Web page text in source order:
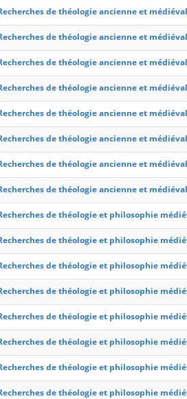
de théologie ancienne et
de théologie ancienne et
de théologie ancienne et
de théologie ancienne et
de théologie ancienne et
de théologie ancienne et
de théologie ancienne et
de théologie ancienne et
de théologie et philosophie
de théologie et philosophie
de théologie et philosophie
de théologie et philosophie
de théologie et philosophie
de théologie et philosophie
de théologie et philosophie
de théologie et philosophie